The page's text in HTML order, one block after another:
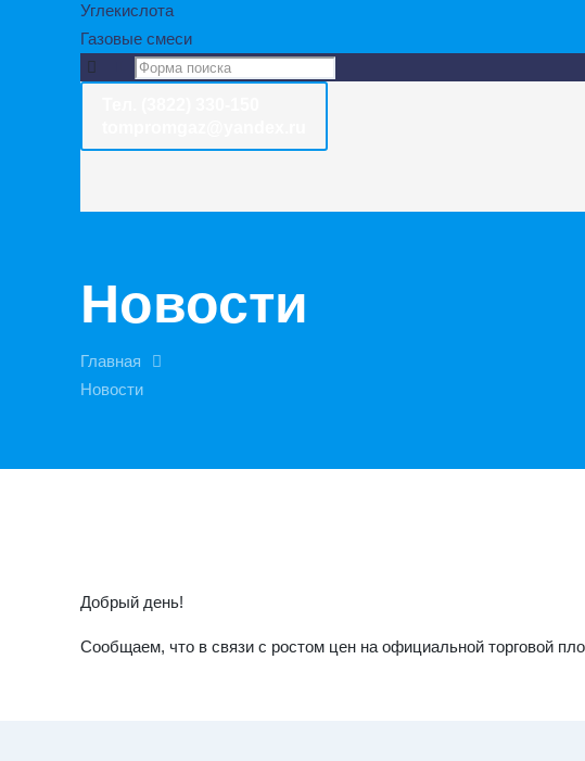
Углекислота
Газовые смеси
Новости
Главная
Новости
Добрый день!
Сообщаем, что в связи с ростом цен на официальной торговой